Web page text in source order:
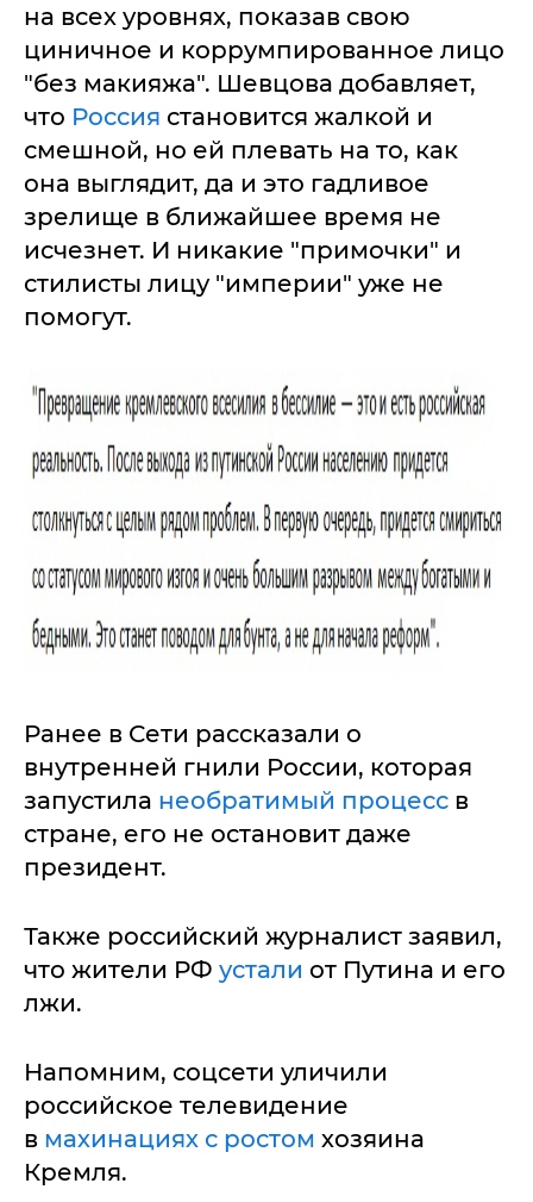
на всех уровнях, показав свою
циничное и коррумпированное лицо
"без макияжа". Шевцова добавляет,
что Россия становится жалкой и
смешной, но ей плевать на то, как
она выглядит, да и это гадливое
зрелище в ближайшее время не
исчезнет. И никакие "примочки" и
стилисты лицу "империи" уже не
помогут.
Ранее в Сети рассказали о
внутренней гнили России, которая
запустила необратимый процесс в
стране, его не остановит даже
президент.
Также российский журналист заявил,
что жители РФ устали от Путина и его
лжи.
Напомним, соцсети уличили
российское телевидение
в махинациях с ростом хозяина
Кремля.